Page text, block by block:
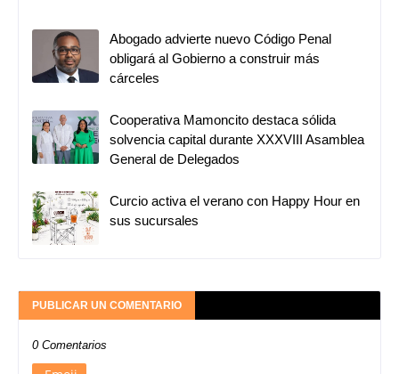
Abogado advierte nuevo Código Penal
obligará al Gobierno a construir más
cárceles
Cooperativa Mamoncito destaca sólida
solvencia capital durante XXXVIII Asamblea
General de Delegados
Curcio activa el verano con Happy Hour en
sus sucursales
PUBLICAR UN COMENTARIO
0 Comentarios